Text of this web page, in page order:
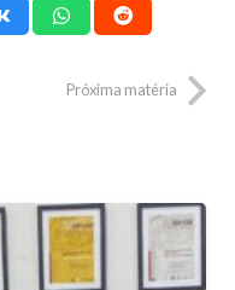
Próxima matéria